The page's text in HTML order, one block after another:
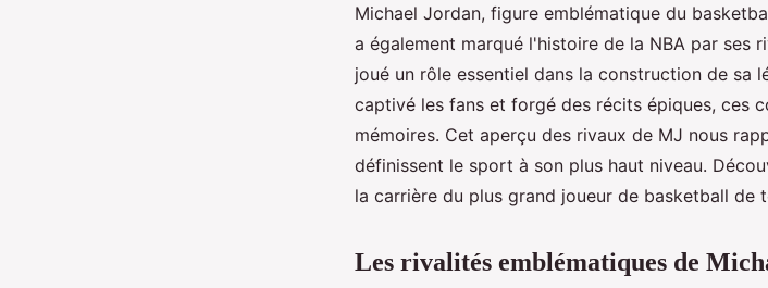
Michael Jordan, figure emblématique du
a également marqué l'histoire de la NBA par ses
joué un rôle essentiel dans la construction de sa
captivé les fans et forgé des récits épiques, ces
mémoires. Cet aperçu des rivaux de MJ nous
définissent le sport à son plus haut niveau.
la carrière du plus grand joueur de basketball de
Les rivalités emblématiques de